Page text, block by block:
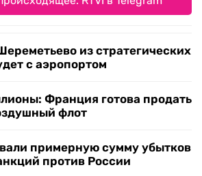
из стратегических
с аэропортом
Франция готова продать
флот
примерную сумму убытков
против России